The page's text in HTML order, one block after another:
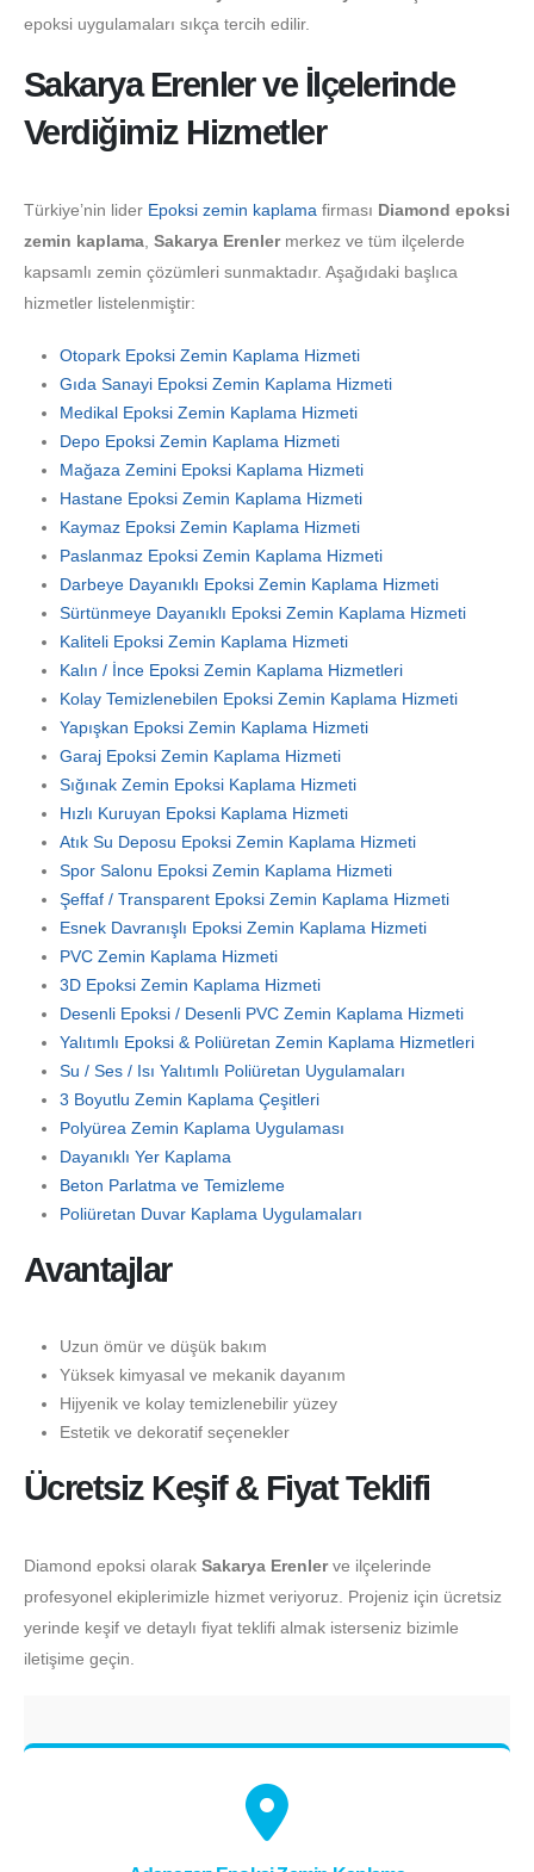
epoksi uygulamaları sıkça tercih edilir.
Sakarya Erenler ve İlçelerinde
Verdiğimiz Hizmetler
Türkiye’nin lider Epoksi zemin kaplama firması Diamond epoksi
zemin kaplama, Sakarya Erenlermerkez ve tüm ilçelerde
kapsamlı zemin çözümleri sunmaktadır. Aşağıdaki başlıca
hizmetler listelenmiştir:
Otopark Epoksi Zemin Kaplama Hizmeti
Gıda Sanayi Epoksi Zemin Kaplama Hizmeti
Medikal Epoksi Zemin Kaplama Hizmeti
Depo Epoksi Zemin Kaplama Hizmeti
Mağaza Zemini Epoksi Kaplama Hizmeti
Hastane Epoksi Zemin Kaplama Hizmeti
Kaymaz Epoksi Zemin Kaplama Hizmeti
Paslanmaz Epoksi Zemin Kaplama Hizmeti
Darbeye Dayanıklı Epoksi Zemin Kaplama Hizmeti
Sürtünmeye Dayanıklı Epoksi Zemin Kaplama Hizmeti
Kaliteli Epoksi Zemin Kaplama Hizmeti
Kalın / İnce Epoksi Zemin Kaplama Hizmetleri
Kolay Temizlenebilen Epoksi Zemin Kaplama Hizmeti
Yapışkan Epoksi Zemin Kaplama Hizmeti
Garaj Epoksi Zemin Kaplama Hizmeti
Sığınak Zemin Epoksi Kaplama Hizmeti
Hızlı Kuruyan Epoksi Kaplama Hizmeti
Atık Su Deposu Epoksi Zemin Kaplama Hizmeti
Spor Salonu Epoksi Zemin Kaplama Hizmeti
Şeffaf / Transparent Epoksi Zemin Kaplama Hizmeti
Esnek Davranışlı Epoksi Zemin Kaplama Hizmeti
PVC Zemin Kaplama Hizmeti
3D Epoksi Zemin Kaplama Hizmeti
Desenli Epoksi / Desenli PVC Zemin Kaplama Hizmeti
Yalıtımlı Epoksi & Poliüretan Zemin Kaplama Hizmetleri
Su / Ses / Isı Yalıtımlı Poliüretan Uygulamaları
3 Boyutlu Zemin Kaplama Çeşitleri
Polyürea Zemin Kaplama Uygulaması
Dayanıklı Yer Kaplama
Beton Parlatma ve Temizleme
Poliüretan Duvar Kaplama Uygulamaları
Avantajlar
Uzun ömür ve düşük bakım
Yüksek kimyasal ve mekanik dayanım
Hijyenik ve kolay temizlenebilir yüzey
Estetik ve dekoratif seçenekler
Ücretsiz Keşif & Fiyat Teklifi
Diamond epoksi olarak Sakarya Erenlerve ilçelerinde
profesyonel ekiplerimizle hizmet veriyoruz. Projeniz için ücretsiz
yerinde keşif ve detaylı fiyat teklifi almak isterseniz bizimle
iletişime geçin.